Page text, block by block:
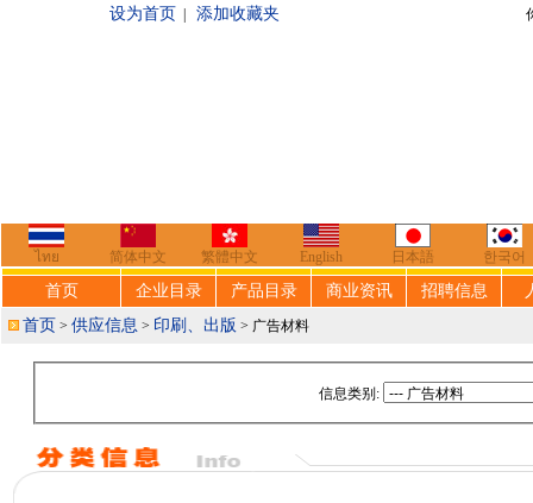
设为首页 添加收藏夹 你好，欢迎来到
ไทย 简体中文 繁體中文 English 日本語 한국어
首页 企业目录 产品目录 商业资讯 招聘信息
首页 > 供应信息 > 印刷、出版 > 广告材料
信息类别: